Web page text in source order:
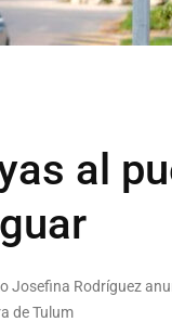
al
Josefina Rodríguez
de Tulum